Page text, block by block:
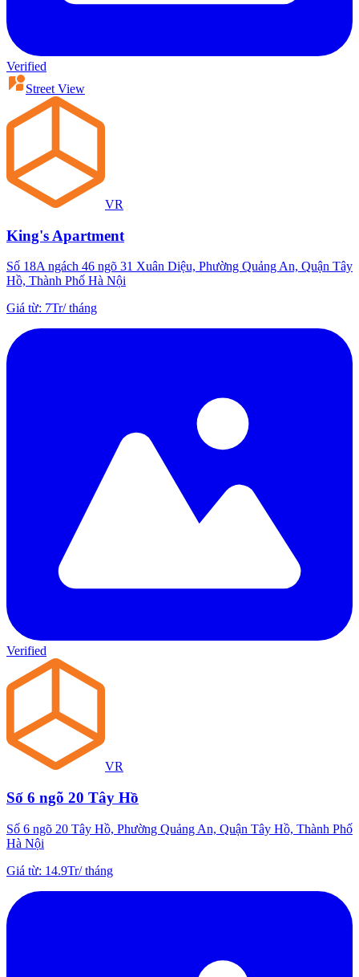
Verified
Street View
VR
King's Apartment
Số 18A ngách 46 ngõ 31 Xuân Diệu, Phường Quảng An, Quận Tây
Hồ, Thành Phố Hà Nội
Giá từ: 7Tr/tháng
Verified
VR
Số 6 ngõ 20 Tây Hồ
Số 6 ngõ 20 Tây Hồ, Phường Quảng An, Quận Tây Hồ, Thành Phố
Hà Nội
Giá từ: 14.9Tr/tháng